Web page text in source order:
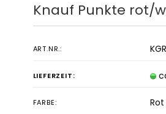
Knauf Punkte rot/
ART.NR.:
LIEFERZEIT:
FARBE: